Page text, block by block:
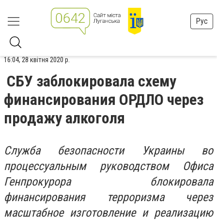
Рус
16:04, 28 квітня 2020 р.
СБУ заблокировала схему
финансирования ОРДЛО через
продажу алкоголя
Служба безопасности Украины во
процессуальным руководством Офиса
Генпрокурора блокировала
финансирования терроризма через
масштабное изготовление и реализацию